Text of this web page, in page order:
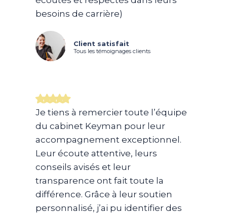
besoins de carrière)
Client satisfait
Tous les témoignages clients
Je tiens à remercier toute l’équipe
du cabinet Keyman pour leur
accompagnement exceptionnel.
Leur écoute attentive, leurs
conseils avisés et leur
transparence ont fait toute la
différence. Grâce à leur soutien
personnalisé, j’ai pu identifier des